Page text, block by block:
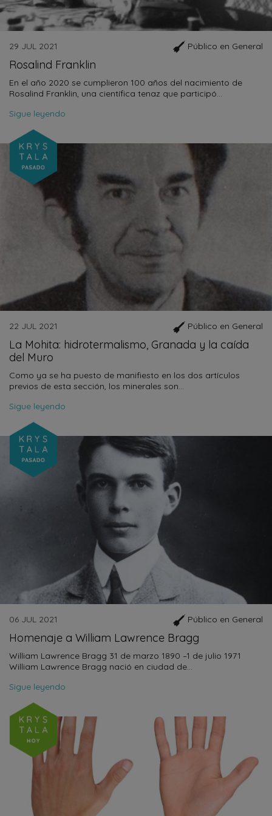
29 JUL 2021 Público en General
Rosalind Franklin
En el año 2020 se cumplieron 100 años del nacimiento de
Rosalind Franklin, una científica tenaz que participó…
Sigue leyendo
22 JUL 2021 Público en General
La Mohita: hidrotermalismo, Granada y la caída
del Muro
Como ya se ha puesto de manifiesto en los dos artículos
previos de esta sección, los minerales son…
Sigue leyendo
06 JUL 2021 Público en General
Homenaje a William Lawrence Bragg
William Lawrence Bragg 31 de marzo 1890 –1 de julio 1971
William Lawrence Bragg nació en ciudad de…
Sigue leyendo